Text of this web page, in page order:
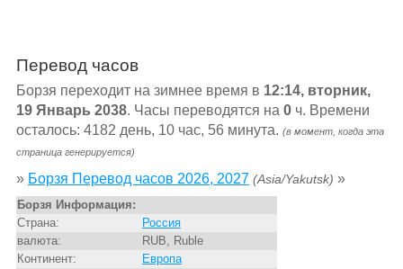
Перевод часов
Борзя переходит на зимнее время в 12:14, вторник,
19 Январь 2038. Часы переводятся на 0ч. Времени
осталось: 4182 день, 10 час, 56 минута. (в момент, когда эта
страница генерируется)
» Борзя Перевод часов 2026, 2027 (Asia/Yakutsk) »
Борзя Информация:
Страна:
Россия
валюта:
RUB, Ruble
Континент:
Европа